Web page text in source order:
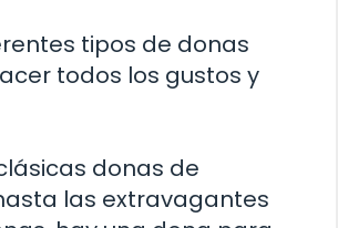
tipos de donas
todos los gustos y
donas de
las extravagantes